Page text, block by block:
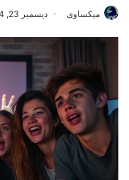
ميكساوى ديسمبر 23, 2024